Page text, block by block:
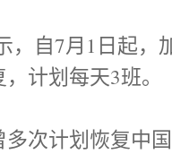
，自7月1日起
计划每天3班。
次计划恢复中